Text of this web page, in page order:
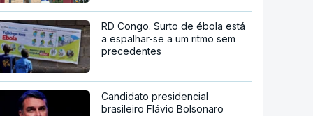
RD Congo. Surto de ébola está
a espalhar-se a um ritmo sem
precedentes
Candidato presidencial
brasileiro Flávio Bolsonaro